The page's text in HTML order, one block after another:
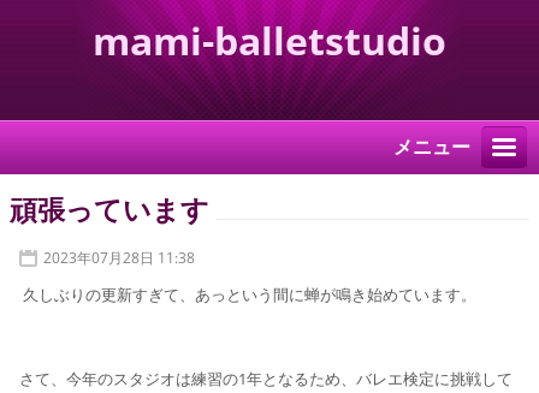
mami-balletstudio
メニュー
頑張っています
2023年07月28日 11:38
久しぶりの更新すぎて、あっという間に蝉が鳴き始めています。
さて、今年のスタジオは練習の1年となるため、バレエ検定に挑戦して